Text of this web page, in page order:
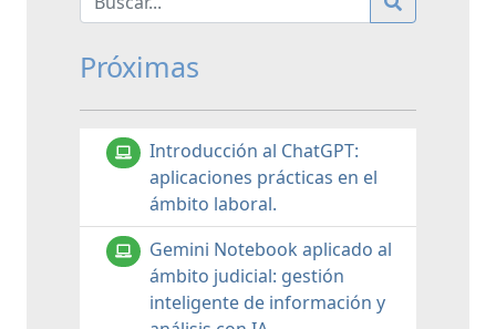
Próximas
Introducción al ChatGPT:
aplicaciones prácticas en el
ámbito laboral.
Gemini Notebook aplicado al
ámbito judicial: gestión
inteligente de información y